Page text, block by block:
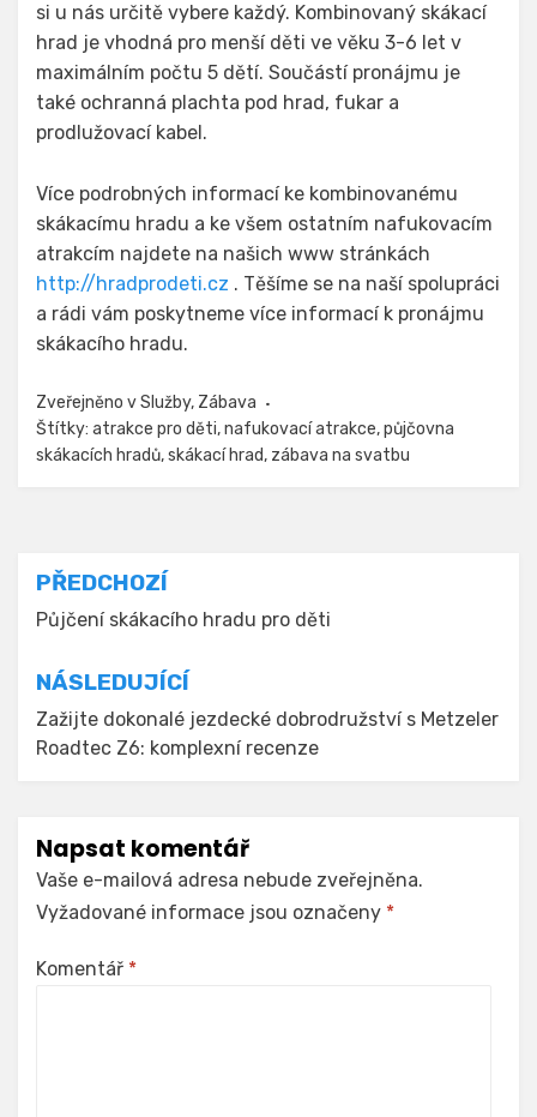
si u nás určitě vybere každý. Kombinovaný skákací
hrad je vhodná pro menší děti ve věku 3-6 let v
maximálním počtu 5 dětí. Součástí pronájmu je
také ochranná plachta pod hrad, fukar a
prodlužovací kabel.
Více podrobných informací ke kombinovanému
skákacímu hradu a ke všem ostatním nafukovacím
atrakcím najdete na našich www stránkách
http://hradprodeti.cz . Těšíme se na naší spolupráci
a rádi vám poskytneme více informací k pronájmu
skákacího hradu.
Zveřejněno vSlužby, Zábava
Štítky: atrakce pro děti,nafukovací atrakce,půjčovna
skákacích hradů,skákací hrad, zábava na svatbu
Navigace
pro
příspěvek
PŘEDCHOZÍ
Půjčení skákacího hradu pro děti
NÁSLEDUJÍCÍ
Zažijte dokonalé jezdecké dobrodružství s Metzeler
Roadtec Z6: komplexní recenze
Napsat komentář
Vaše e-mailová adresa nebude zveřejněna.
Vyžadované informace jsou označeny *
Komentář *